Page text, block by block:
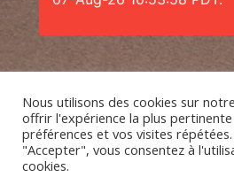
Nous utilisons des cookies sur
offrir l'expérience la plus
préférences et vos visites
"Accepter", vous consentez à
cookies.